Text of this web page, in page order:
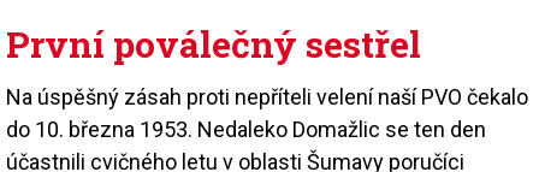
První poválečný sestřel
Na úspěšný zásah proti nepříteli velení naší PVO čekalo
do 10. března 1953. Nedaleko Domažlic se ten den
účastnili cvičného letu v oblasti Šumavy poručíci